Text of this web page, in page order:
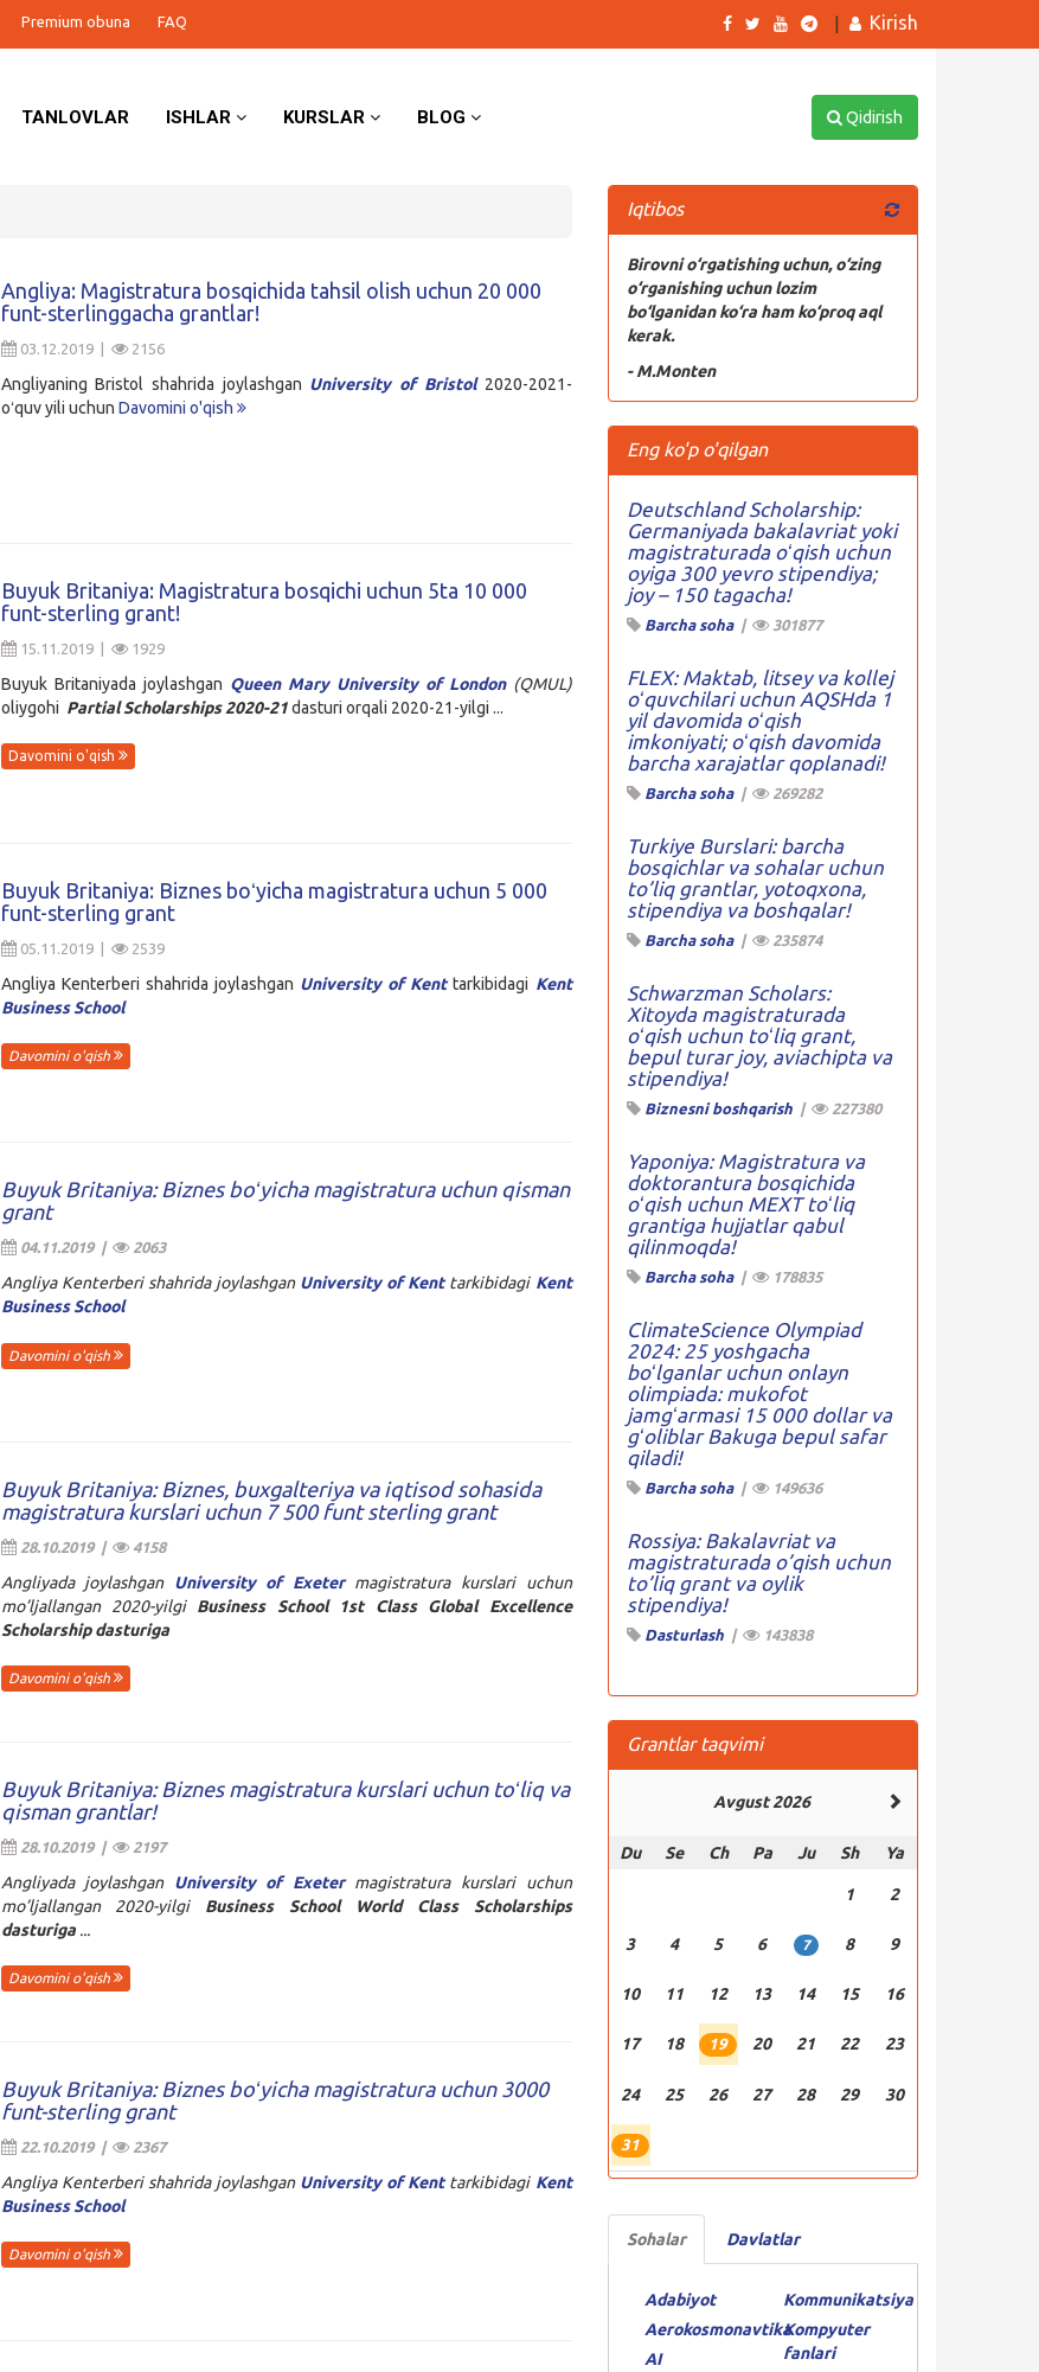
Premium obuna FAQ Kirish
TANLOVLAR ISHLAR KURSLAR BLOG Qidirish
Angliya: Magistratura bosqichida tahsil olish uchun 20 000
funt-sterlinggacha grantlar!
03.12.2019 | 2156
Angliyaning Bristol shahrida joylashgan University of Bristol2020-2021-
oʻquv yili uchun Davomini o'qish
Buyuk Britaniya: Magistratura bosqichi uchun 5ta 10 000
funt-sterling grant!
15.11.2019 | 1929
Buyuk Britaniyada joylashgan Queen Mary University of London (QMUL)
oliygohi Partial Scholarships 2020-21dasturi orqali 2020-21-yilgi ...
Davomini o'qish
Buyuk Britaniya: Biznes boʻyicha magistratura uchun 5 000
funt-sterling grant
05.11.2019 | 2539
Angliya Kenterberi shahrida joylashgan University of Kenttarkibidagi Kent
Business School
Davomini o'qish
Buyuk Britaniya: Biznes boʻyicha magistratura uchun qisman
grant
04.11.2019 | 2063
Angliya Kenterberi shahrida joylashgan University of Kenttarkibidagi Kent
Business School
Davomini o'qish
Buyuk Britaniya: Biznes, buxgalteriya va iqtisod sohasida
magistratura kurslari uchun 7 500 funt sterling grant
28.10.2019 | 4158
Angliyada joylashgan University of Exetermagistratura kurslari uchun
mo’ljallangan 2020-yilgi Business School 1st Class Global Excellence
Scholarshipdasturiga
Davomini o'qish
Buyuk Britaniya: Biznes magistratura kurslari uchun toʻliq va
qisman grantlar!
28.10.2019 | 2197
Angliyada joylashgan University of Exetermagistratura kurslari uchun
mo’ljallangan 2020-yilgi Business School World Class Scholarships
dasturiga...
Davomini o'qish
Buyuk Britaniya: Biznes boʻyicha magistratura uchun 3000
funt-sterling grant
22.10.2019 | 2367
Angliya Kenterberi shahrida joylashgan University of Kenttarkibidagi Kent
Business School
Davomini o'qish
Iqtibos
Birovni o‘rgatishing uchun, o‘zing
o‘rganishing uchun lozim
bo‘lganidan ko‘ra ham ko‘proq aql
kerak.
- M.Monten
Eng ko'p o'qilgan
Deutschland Scholarship:
Germaniyada bakalavriat yoki
magistraturada oʻqish uchun
oyiga 300 yevro stipendiya;
joy – 150 tagacha!
Barcha soha| 301877
FLEX: Maktab, litsey va kollej
oʻquvchilari uchun AQSHda 1
yil davomida oʻqish
imkoniyati; oʻqish davomida
barcha xarajatlar qoplanadi!
Barcha soha| 269282
Turkiye Burslari: barcha
bosqichlar va sohalar uchun
to’liq grantlar, yotoqxona,
stipendiya va boshqalar!
Barcha soha| 235874
Schwarzman Scholars:
Xitoyda magistraturada
oʻqish uchun toʻliq grant,
bepul turar joy, aviachipta va
stipendiya!
Biznesni boshqarish| 227380
Yaponiya: Magistratura va
doktorantura bosqichida
oʻqish uchun MEXT toʻliq
grantiga hujjatlar qabul
qilinmoqda!
Barcha soha| 178835
ClimateScience Olympiad
2024: 25 yoshgacha
boʻlganlar uchun onlayn
olimpiada: mukofot
jamgʻarmasi 15 000 dollar va
gʻoliblar Bakuga bepul safar
qiladi!
Barcha soha| 149636
Rossiya: Bakalavriat va
magistraturada o’qish uchun
to’liq grant va oylik
stipendiya!
Dasturlash| 143838
Grantlar taqvimi
Avgust 2026
Du Se Ch Pa Ju Sh Ya
1 2
3 4 5 6 7 8 9
10 11 12 13 14 15 16
17 18 19 20 21 22 23
24 25 26 27 28 29 30
31
Sohalar Davlatlar
Adabiyot
Aerokosmonavtika
AI
Kommunikatsiya
Kompyuter
fanlari